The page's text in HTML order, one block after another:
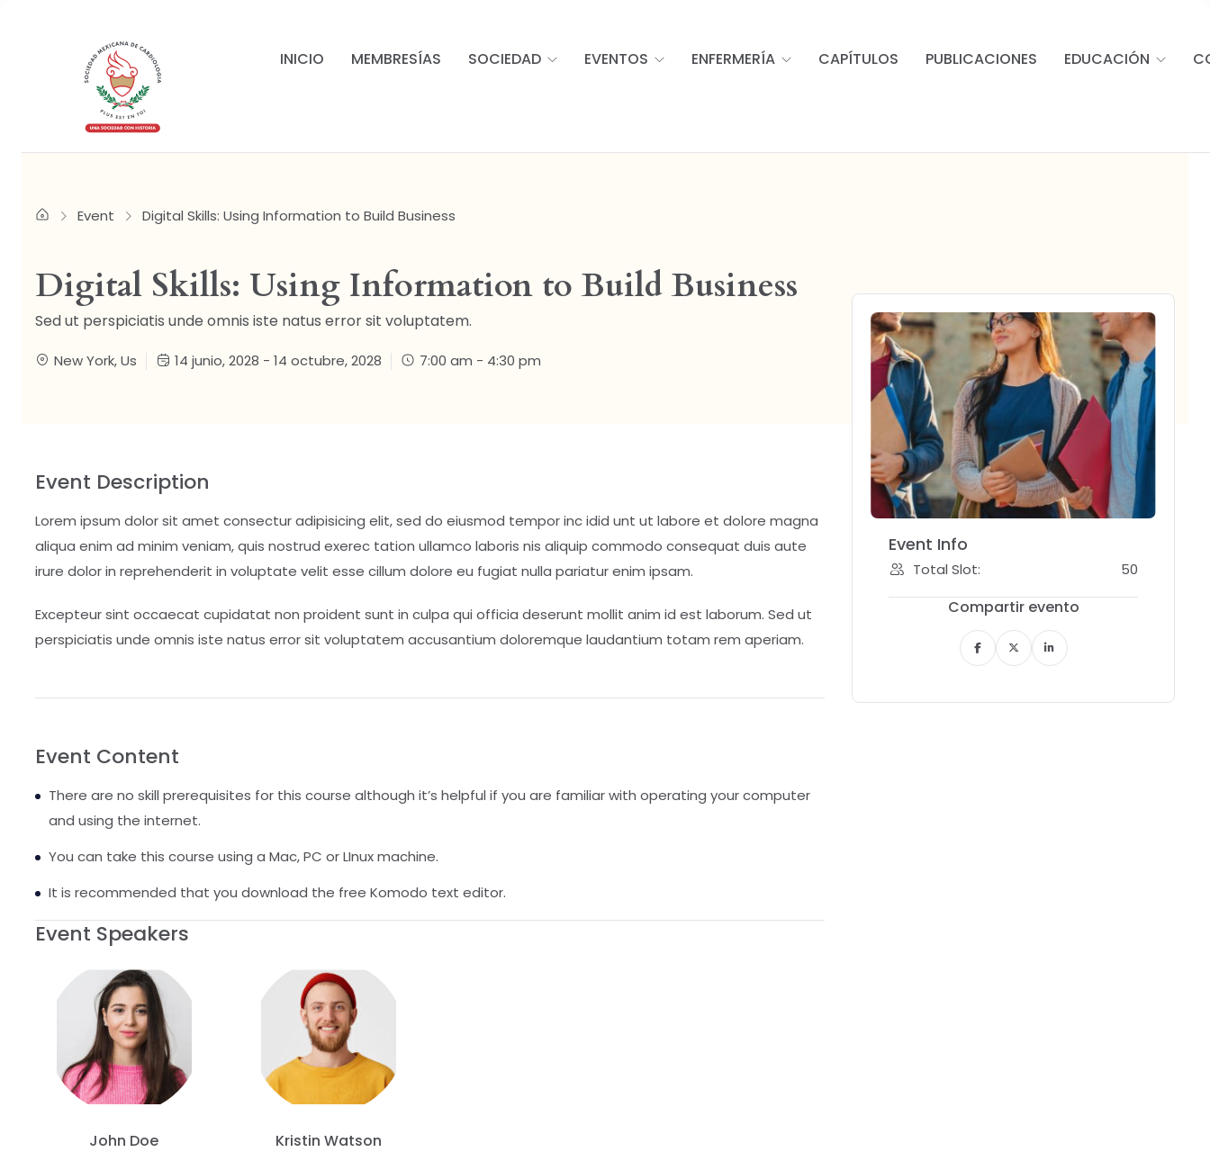
INICIO MEMBRESÍAS SOCIEDAD EVENTOS ENFERMERÍA CAPÍTULOS PUBLICACIONES EDUCACIÓN
Event Digital Skills: Using Information to Build Business
Digital Skills: Using Information to Build Business
Sed ut perspiciatis unde omnis iste natus error sit voluptatem.
New York, Us 14 junio, 2028 - 14 octubre, 2028 7:00 am - 4:30 pm
Event Description
Lorem ipsum dolor sit amet consectur adipisicing elit, sed do eiusmod tempor inc idid unt ut labore et dolore magna
aliqua enim ad minim veniam, quis nostrud exerec tation ullamco laboris nis aliquip commodo consequat duis aute
irure dolor in reprehenderit in voluptate velit esse cillum dolore eu fugiat nulla pariatur enim ipsam.
Excepteur sint occaecat cupidatat non proident sunt in culpa qui officia deserunt mollit anim id est laborum. Sed ut
perspiciatis unde omnis iste natus error sit voluptatem accusantium doloremque laudantium totam rem aperiam.
Event Content
There are no skill prerequisites for this course although it’s helpful if you are familiar with operating your computer
and using the internet.
You can take this course using a Mac, PC or LInux machine.
It is recommended that you download the free Komodo text editor.
Event Speakers
John Doe Kristin Watson
Event Info
Total Slot: 50
Compartir evento